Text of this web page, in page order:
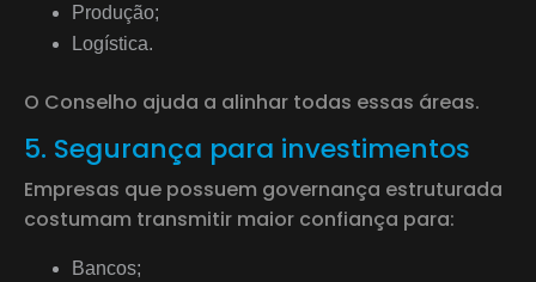
Produção;
Logística.
O Conselho ajuda a alinhar todas essas áreas.
5. Segurança para investimentos
Empresas que possuem governança estruturada
costumam transmitir maior confiança para:
Bancos;